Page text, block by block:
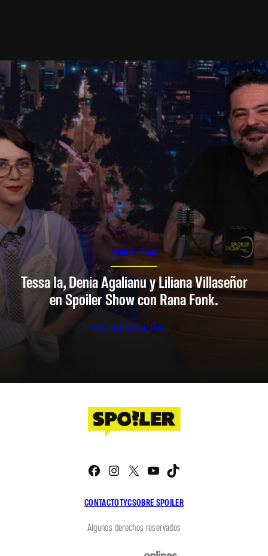
SPOILER SHOW
Tessa Ia, Denia Agalianu y Liliana Villaseñor
en Spoiler Show con Rana Fonk.
Ver en Youtube
CONTACTOTYCSOBRE SPOILER
Facebook
Instagram
X YouTube
Algunos derechos reservados